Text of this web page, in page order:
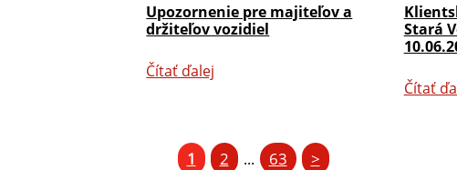
Upozornenie pre majiteľov a
držiteľov vozidiel
Čítať ďalej
Stará
Čítať
1 2 ... 63 >